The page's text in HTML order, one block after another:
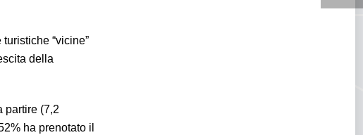
“vicine”
della
partire (7,2
ha prenotato il